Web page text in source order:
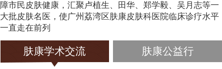
障市民皮肤健康，汇聚卢植生、田华、郑学毅、吴月志等一
大批皮肤名医，使广州荔湾区肤康皮肤科医院临床诊疗水平
一直走在前列
肤康学术交流 肤康公益行